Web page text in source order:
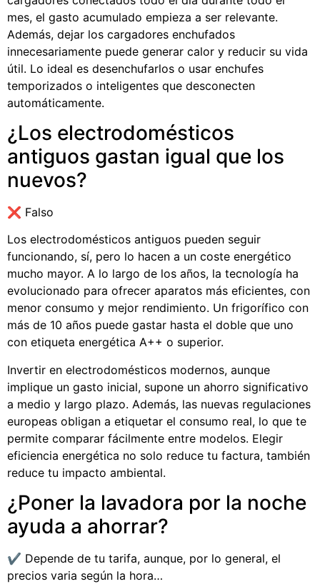
mes, el gasto acumulado empieza a ser relevante.
Además, dejar los cargadores enchufados
innecesariamente puede generar calor y reducir su vida
útil. Lo ideal es desenchufarlos o usar enchufes
temporizados o inteligentes que desconecten
automáticamente.
¿Los electrodomésticos
antiguos gastan igual que los
nuevos?
❌ Falso
Los electrodomésticos antiguos pueden seguir
funcionando, sí, pero lo hacen a un coste energético
mucho mayor. A lo largo de los años, la tecnología ha
evolucionado para ofrecer aparatos más eficientes, con
menor consumo y mejor rendimiento. Un frigorífico con
más de 10 años puede gastar hasta el doble que uno
con etiqueta energética A++ o superior.
Invertir en electrodomésticos modernos, aunque
implique un gasto inicial, supone un ahorro significativo
a medio y largo plazo. Además, las nuevas regulaciones
europeas obligan a etiquetar el consumo real, lo que te
permite comparar fácilmente entre modelos. Elegir
eficiencia energética no solo reduce tu factura, también
reduce tu impacto ambiental.
¿Poner la lavadora por la noche
ayuda a ahorrar?
✔️ Depende de tu tarifa, aunque, por lo general, el
precios varia según la hora…